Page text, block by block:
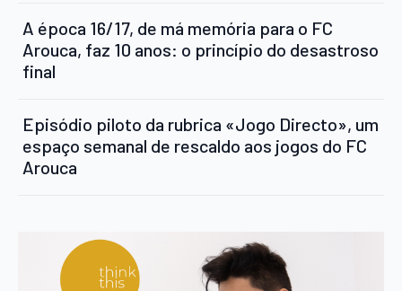
A época 16/17, de má memória para o FC
Arouca, faz 10 anos: o princípio do desastroso
final
Episódio piloto da rubrica «Jogo Directo», um
espaço semanal de rescaldo aos jogos do FC
Arouca